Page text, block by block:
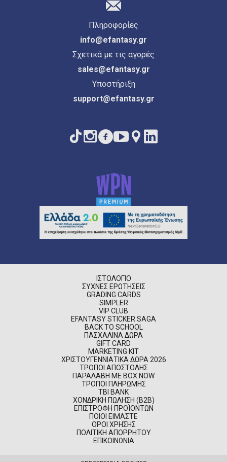
Πληροφορίες
info@efantasy.gr
Σχετικά με τις αγορές
sales@efantasy.gr
Υποστήριξη
support@efantasy.gr
ΙΣΤΟΛΌΓΙΟ
ΣΥΧΝΈΣ ΕΡΩΤΉΣΕΙΣ
GRADING CARDS
SIMPLER
VIP CLUB
EFANTASY STICKER SAGA
BACK TO SCHOOL
ΠΑΣΧΑΛΙΝΆ ΔΏΡΑ
GIFT CARD
MARKETING KIT
ΧΡΙΣΤΟΥΓΕΝΝΙΆΤΙΚΑ ΔΏΡΑ 2026
ΤΡΌΠΟΙ ΑΠΟΣΤΟΛΉΣ
ΠΑΡΑΛΑΒΉ ΜΕ BOX NOW
ΤΡΌΠΟΙ ΠΛΗΡΩΜΉΣ
TBI BANK
ΧΟΝΔΡΙΚΉ ΠΏΛΗΣΗ (B2B)
ΕΠΙΣΤΡΟΦΉ ΠΡΟΪΌΝΤΩΝ
ΠΟΙΟΊ ΕΊΜΑΣΤΕ
ΌΡΟΙ ΧΡΉΣΗΣ
ΠΟΛΙΤΙΚΉ ΑΠΟΡΡΉΤΟΥ
ΕΠΙΚΟΙΝΩΝΊΑ